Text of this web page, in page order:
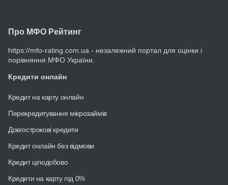
Про МФО Рейтинг
https://mfo-rating.com.ua - незалежний портал для оцінки і
порівняння МФО України.
Кредити онлайн
Кредит на карту онлайн
Перекредитування мікрозаймів
Довгострокові кредити
Кредит онлайн без відмови
Кредит цілодобово
Кредити на карту під 0%